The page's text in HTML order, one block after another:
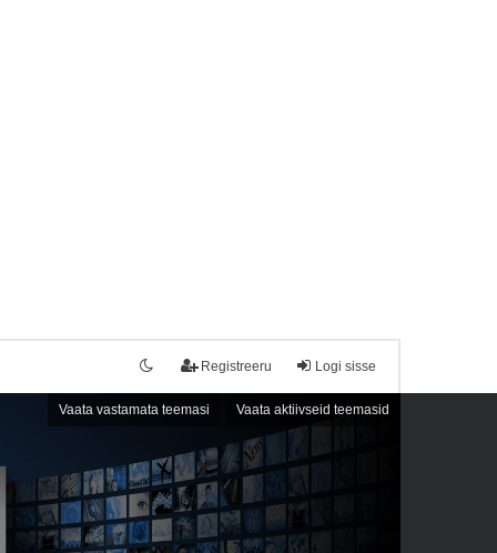
Logi sisse
Registreeru
Vaata vastamata teemasi Vaata aktiivseid teemasid